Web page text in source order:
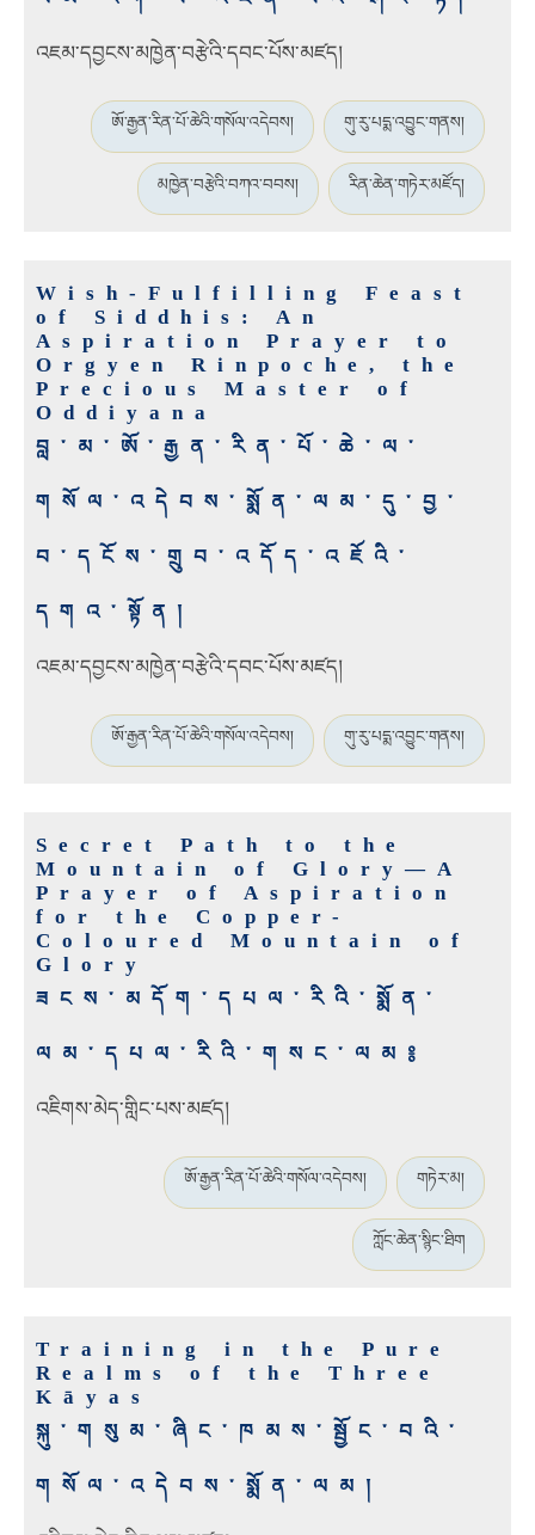
འཇམ་དབྱངས་མཁྱེན་བརྩེའི་དབང་པོས་མཛད།
ཨོ་རྒྱན་རིན་པོ་ཆེའི་གསོལ་འདེབས། གུ་རུ་པདྨ་འབྱུང་གནས།
མཁྱེན་བརྩེའི་བཀའ་བབས། རིན་ཆེན་གཏེར་མཛོད།
Wish-Fulfilling Feast
of Siddhis: An
Aspiration Prayer to
Orgyen Rinpoche, the
Precious Master of
Oddiyana
བླ་མ་ཨོ་རྒྱན་རིན་པོ་ཆེ་ལ་
གསོལ་འདེབས་སྨོན་ལམ་དུ་བྱ་
བ་དངོས་གྲུབ་འདོད་འཇོའི་
དགའ་སྟོན།
འཇམ་དབྱངས་མཁྱེན་བརྩེའི་དབང་པོས་མཛད།
ཨོ་རྒྱན་རིན་པོ་ཆེའི་གསོལ་འདེབས། གུ་རུ་པདྨ་འབྱུང་གནས།
Secret Path to the
Mountain of Glory—A
Prayer of Aspiration
for the Copper-
Coloured Mountain of
Glory
ཟངས་མདོག་དཔལ་རིའི་སྨོན་
ལམ་དཔལ་རིའི་གསང་ལམ༔
འཇིགས་མེད་གླིང་པས་མཛད།
ཨོ་རྒྱན་རིན་པོ་ཆེའི་གསོལ་འདེབས། གཏེར་མ།
ཀློང་ཆེན་སྙིང་ཐིག
Training in the Pure
Realms of the Three
Kāyas
སྐུ་གསུམ་ཞིང་ཁམས་སྦྱོང་བའི་
གསོལ་འདེབས་སྨོན་ལམ།